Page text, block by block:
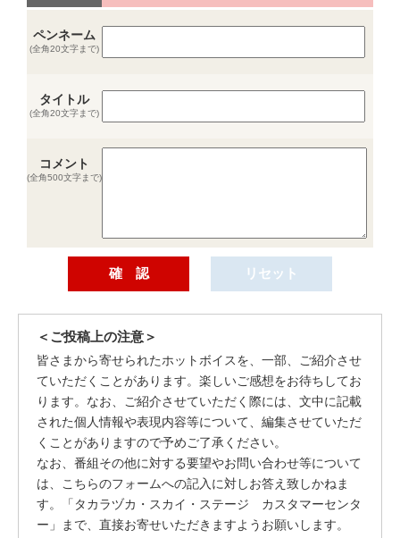
ペンネーム
(全角20文字まで)
タイトル
(全角20文字まで)
コメント
(全角500文字まで)
＜ご投稿上の注意＞
皆さまから寄せられたホットボイスを、一部、ご紹介させ
ていただくことがあります。楽しいご感想をお待ちしてお
ります。なお、ご紹介させていただく際には、文中に記載
された個人情報や表現内容等について、編集させていただ
くことがありますので予めご了承ください。
なお、番組その他に対する要望やお問い合わせ等について
は、こちらのフォームへの記入に対しお答え致しかねま
す。「タカラヅカ・スカイ・ステージ カスタマーセンタ
ー」まで、直接お寄せいただきますようお願いします。